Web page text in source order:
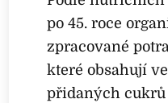
po 45. roce
zpracované
které obsahují
přidaných